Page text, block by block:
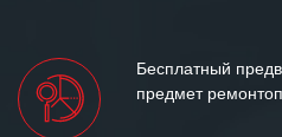
Бесплатный
предмет